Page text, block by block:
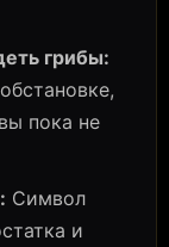
грибы:
пока не
Символ
и